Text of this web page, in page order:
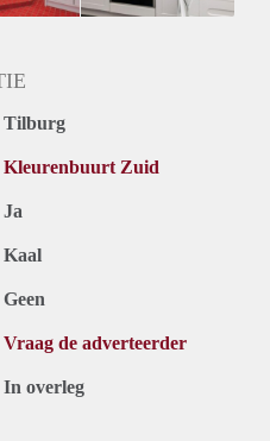
Tilburg
Kleurenbuurt Zuid
Ja
Kaal
Geen
Vraag de adverteerder
In overleg